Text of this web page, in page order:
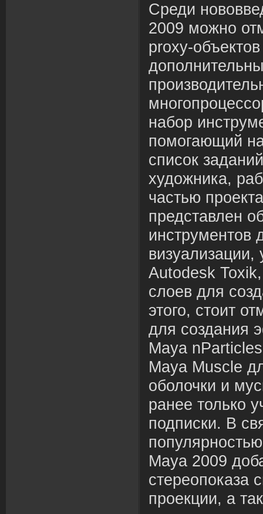
Среди
2009 можно
proxy-
набор
помогающий
список
художника,
частью
представлен
инструментов
визуализации,
Autodesk
слоев для
этого, стоит
для создания
Maya
Maya Muscle
оболочки и
ранее только
подписки. В
Maya 2009
стереопоказа
проекции, а